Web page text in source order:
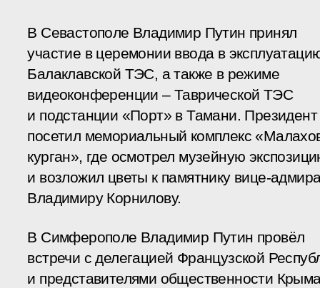
В Севастополе Владимир Путин принял
участие в церемонии ввода в
Балаклавской ТЭС, а также в режиме
видеоконференции – Таврической ТЭС
и подстанции «Порт» в Тамани. Президент
посетил мемориальный комплекс
курган», где осмотрел музейную
и возложил цветы к памятнику вице-
Владимиру Корнилову.
В Симферополе Владимир Путин провёл
встречи с делегацией Французской
и представителями общественности